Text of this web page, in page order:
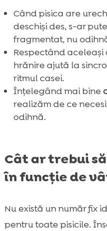
Când pisica are
deschiși des, s-ar
fragmentat, nu
Respectând
hrănire ajută la
ritmul casei.
Înțelegând mai bine
realizăm de ce
odihnă.
Cât ar trebui
în funcție de
Nu există un număr fix
pentru toate pisicile.